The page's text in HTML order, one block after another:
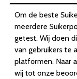
Om de beste
meerdere
getest. Wij doen
van gebruikers te
platformen. Naar
wij tot onze